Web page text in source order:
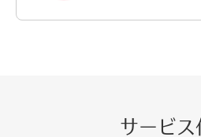
サービス